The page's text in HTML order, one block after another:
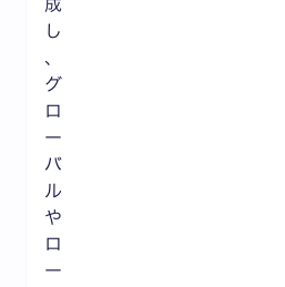
成
し
、
グ
ロ
ー
バ
ル
や
ロ
ー